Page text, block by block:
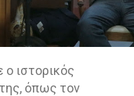
ιστορικός
όπως τον